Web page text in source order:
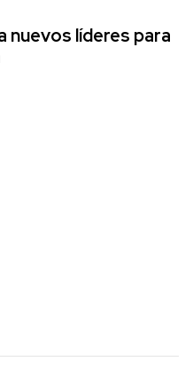
nuevos líderes para